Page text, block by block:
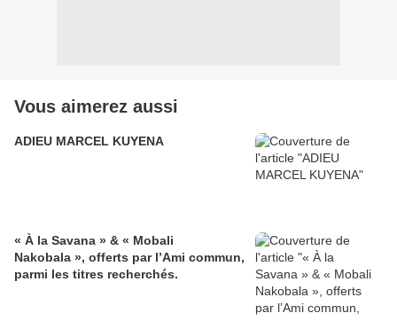
Vous aimerez aussi
ADIEU MARCEL KUYENA
« À la Savana » & « Mobali
Nakobala », offerts par l’Ami commun,
parmi les titres recherchés.